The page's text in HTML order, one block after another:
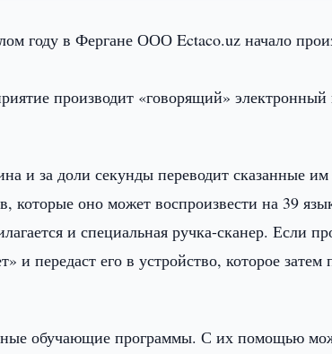
году в Фергане ООО Ectaco.uz начало
производит «говорящий» электронный
и за доли секунды переводит сказанные
которые оно может воспроизвести на 39
и специальная ручка-сканер. Если
и передаст его в устройство, которое затем
обучающие программы. С их помощью